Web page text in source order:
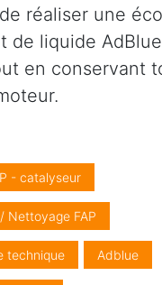
réaliser une
de liquide
en conservant
- catalyseur
Nettoyage FAP
technique Adblue